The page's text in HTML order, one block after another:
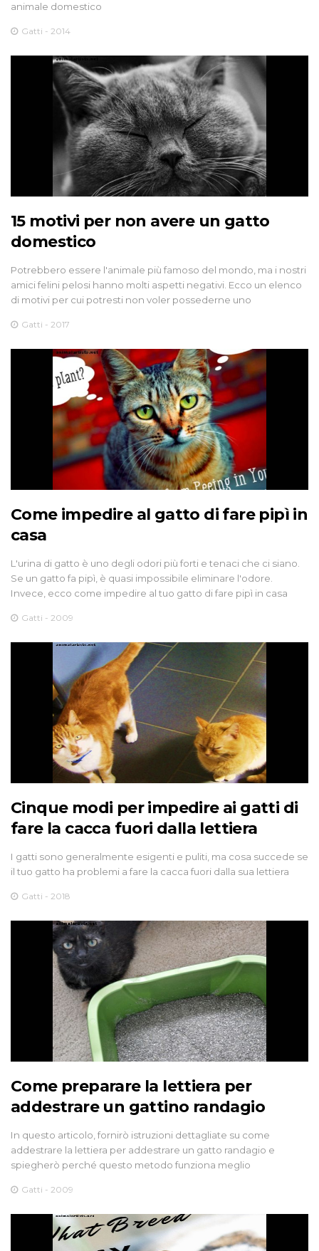
animale domestico
Gatti - 2014
15 motivi per non avere un gatto
domestico
Potrebbero essere l'animale più famoso del mondo, ma i nostri
amici felini pelosi hanno molti aspetti negativi. Ecco un elenco
di motivi per cui potresti non voler possederne uno
Gatti - 2017
Come impedire al gatto di fare pipì in
casa
L'urina di gatto è uno degli odori più forti e tenaci che ci siano.
Se un gatto fa pipì, è quasi impossibile eliminare l'odore.
Invece, ecco come impedire al tuo gatto di fare pipì in casa
Gatti - 2009
Cinque modi per impedire ai gatti di
fare la cacca fuori dalla lettiera
I gatti sono generalmente esigenti e puliti, ma cosa succede se
il tuo gatto ha problemi a fare la cacca fuori dalla sua lettiera
Gatti - 2018
Come preparare la lettiera per
addestrare un gattino randagio
In questo articolo, fornirò istruzioni dettagliate su come
addestrare la lettiera per addestrare un gatto randagio e
spiegherò perché questo metodo funziona meglio
Gatti - 2009